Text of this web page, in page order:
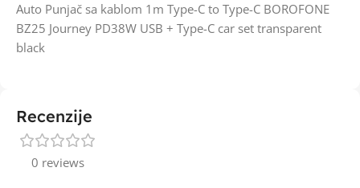
Auto Punjač sa kablom 1m Type-C to Type-C BOROFONE
BZ25 Journey PD38W USB + Type-C car set transparent
black
Recenzije
0 reviews